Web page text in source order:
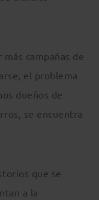
campañas de
el problema
dueños de
se encuentra
que se
a la